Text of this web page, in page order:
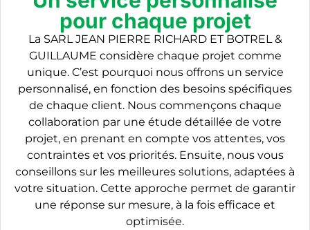
pour chaque projet
La SARL JEAN PIERRE RICHARD ET BOTREL &
GUILLAUME considère chaque projet comme
unique. C’est pourquoi nous offrons un service
personnalisé, en fonction des besoins spécifiques
de chaque client. Nous commençons chaque
collaboration par une étude détaillée de votre
projet, en prenant en compte vos attentes, vos
contraintes et vos priorités. Ensuite, nous vous
conseillons sur les meilleures solutions, adaptées à
votre situation. Cette approche permet de garantir
une réponse sur mesure, à la fois efficace et
optimisée.